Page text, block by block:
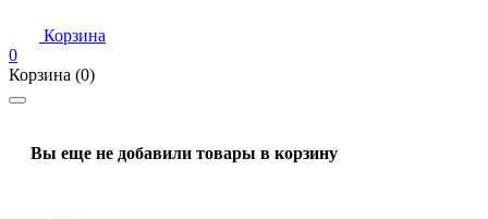
Корзина
0
Корзина (0)
Вы еще не добавили товары в корзину